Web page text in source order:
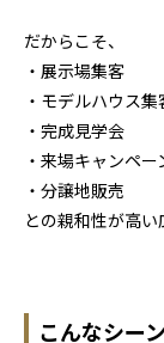
だからこそ、
・展示場集客
・モデルハウス集
・完成見学会
・来場キャンペー
・分譲地販売
との親和性が高い
こんなシー